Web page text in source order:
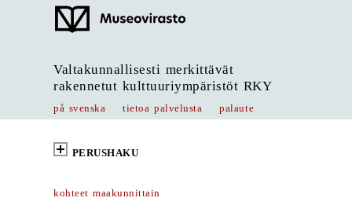
Valtakunnallisesti merkittävät
rakennetut kulttuuriympäristöt RKY
på svenska tietoa palvelusta palaute
PERUSHAKU
kohteet maakunnittain